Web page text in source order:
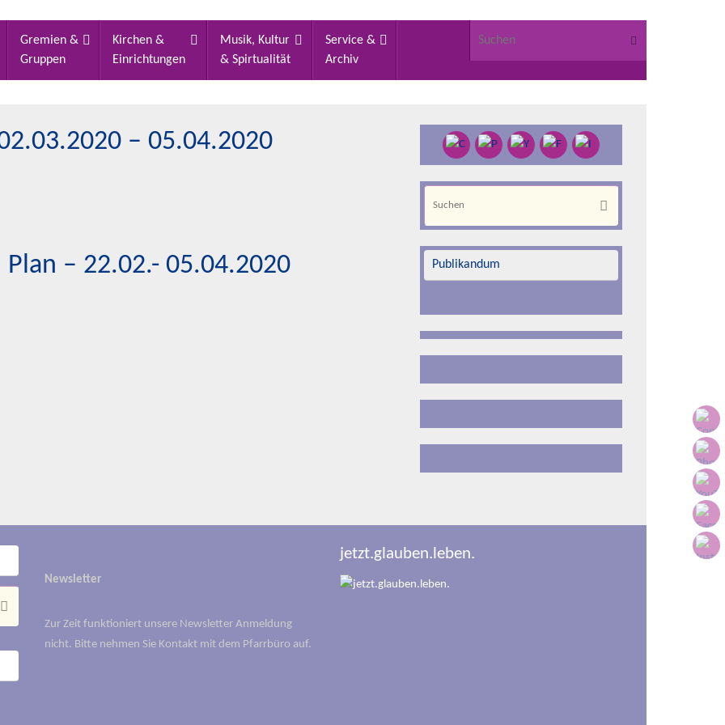
Gremien &
Gruppen
Kirchen &
Einrichtungen
Musik, Kultur
& Spirtualität
Service &
Archiv
Suchen
– 05.04.2020
– 22.02.- 05.04.2020
Suchen
Publikandum
Suchen
Newsletter
Zur Zeit funktioniert unsere Newsletter Anmeldung
nicht. Bitte nehmen Sie Kontakt mit dem Pfarrbüro auf.
jetzt.glauben.leben.